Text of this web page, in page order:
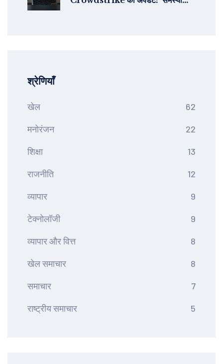
श्रेणियाँ
खेल 62
मनोरंजन 22
शिक्षा 13
राजनीति 12
व्यापार 9
टेक्नोलॉजी 9
व्यापार और वित्त 8
खेल समाचार 8
समाचार 7
राष्ट्रीय समाचार 5